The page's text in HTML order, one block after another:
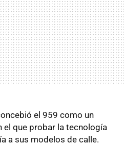
el 959 como un
el que probar la tecnología
a sus modelos de calle.